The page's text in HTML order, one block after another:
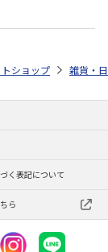
も歯ブラシ 3P (園児用
ショップ 雑貨・
く表記について
ら